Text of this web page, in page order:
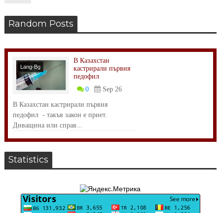
Random Posts
Lang-Bg
Тенденции
В Казахстан
кастрирали първия
педофил
0
Sep 26
В Казахстан кастрирали първия
педофил - такъв закон е приет.
Диващина или справ...
Statistics